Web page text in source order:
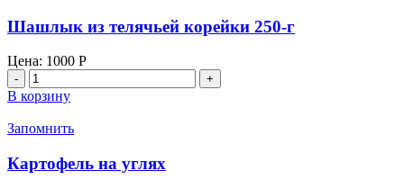
дом"
Шашлык из телячьей корейки 250-г
Цена: 1000 Р
Количество
товара
Шашлык
из
корейки
250-
В корзину
Запомнить
Картофель на углях